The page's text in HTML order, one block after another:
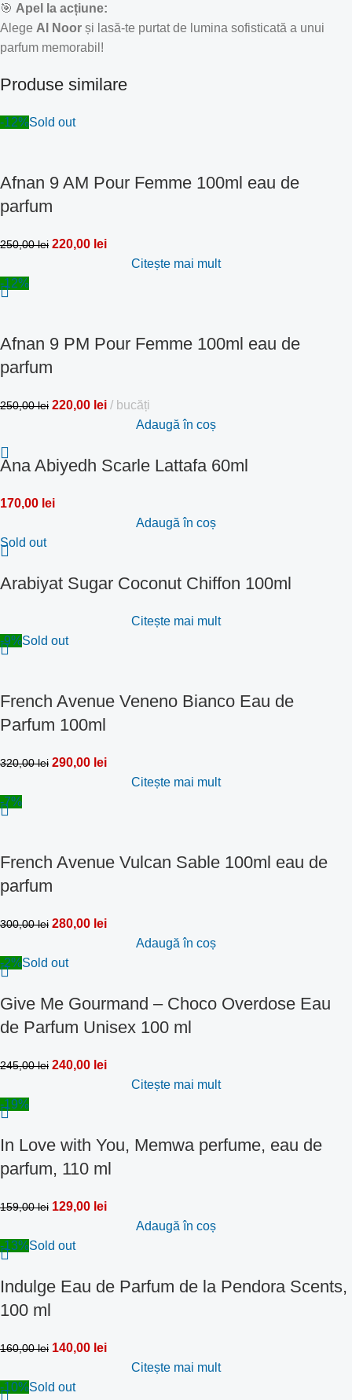
🎯 Apel la acțiune:
Alege Al Noor și lasă-te purtat de lumina sofisticată a unui
parfum memorabil!
Produse similare
-12%Sold out
Afnan 9 AM Pour Femme 100ml eau de
parfum
250,00lei 220,00 lei
Citește mai mult
-12%
Afnan 9 PM Pour Femme 100ml eau de
parfum
250,00lei 220,00 lei
bucăți
Adaugă în coș
Ana Abiyedh Scarle Lattafa 60ml
170,00 lei
Adaugă în coș
Sold out
Arabiyat Sugar Coconut Chiffon 100ml
Citește mai mult
-9%Sold out
French Avenue Veneno Bianco Eau de
Parfum 100ml
320,00lei 290,00 lei
Citește mai mult
-7%
French Avenue Vulcan Sable 100ml eau de
parfum
300,00lei 280,00 lei
Adaugă în coș
-2%Sold out
Give Me Gourmand – Choco Overdose Eau
de Parfum Unisex 100 ml
245,00lei 240,00 lei
Citește mai mult
-19%
In Love with You, Memwa perfume, eau de
parfum, 110 ml
159,00lei 129,00 lei
Adaugă în coș
-13%Sold out
Indulge Eau de Parfum de la Pendora Scents,
100 ml
160,00lei 140,00 lei
Citește mai mult
-10%Sold out